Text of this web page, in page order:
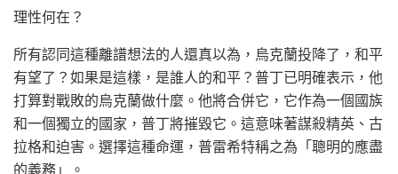
理性何在？
所有認同這種離譜想法的人還真以為，烏克蘭投降了，和平
有望了？如果是這樣，是誰人的和平？普丁已明確表示，他
打算對戰敗的烏克蘭做什麼。他將合併它，它作為一個國族
和一個獨立的國家，普丁將摧毀它。這意味著謀殺精英、古
拉格和迫害。選擇這種命運，普雷希特稱之為「聰明的應盡
的義務」。